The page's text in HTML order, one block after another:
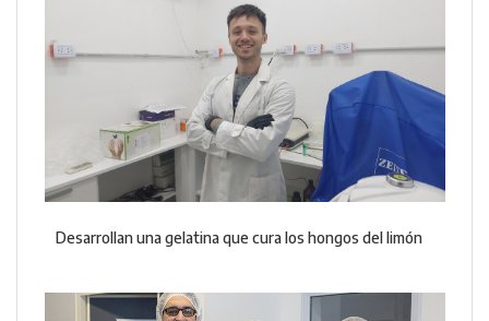
Desarrollan una gelatina que cura los hongos del limón